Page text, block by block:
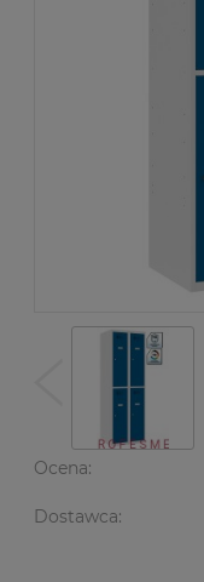
Ocena:
Dostawca: